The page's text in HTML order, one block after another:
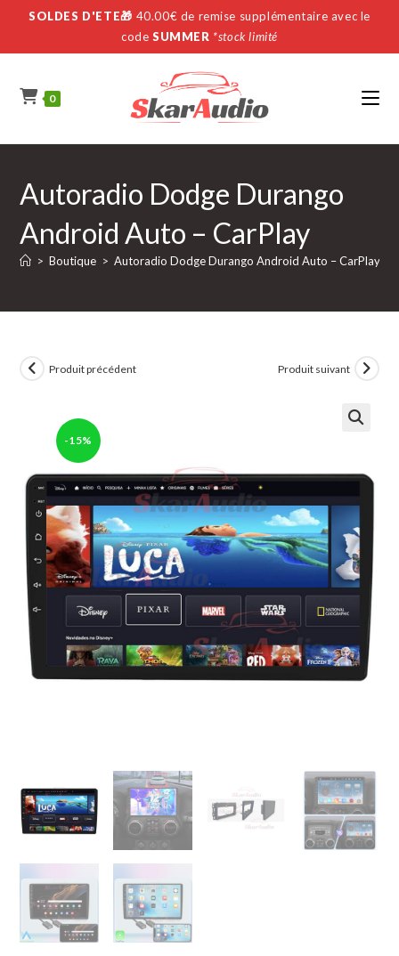
content
SOLDES D'ETE🎁 40.00€ de remise supplémentaire avec le
code SUMMER *stock limité
0
Autoradio Dodge Durango
Android Auto – CarPlay
> Boutique > Autoradio Dodge Durango Android Auto – CarPlay
-15%
Produit précédent Produit suivant